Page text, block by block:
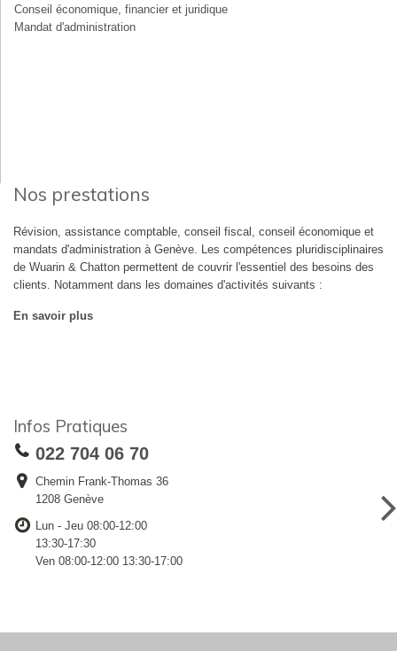
Conseil économique, financier et juridique
Mandat d'administration
Nos prestations
Révision, assistance comptable, conseil fiscal, conseil économique et
mandats d'administration à Genève. Les compétences pluridisciplinaires
de Wuarin & Chatton permettent de couvrir l'essentiel des besoins des
clients. Notamment dans les domaines d'activités suivants :
En savoir plus
Infos Pratiques
022 704 06 70
Chemin Frank-Thomas 36
1208 Genève
Lun - Jeu 08:00-12:00
13:30-17:30
Ven 08:00-12:00 13:30-17:00